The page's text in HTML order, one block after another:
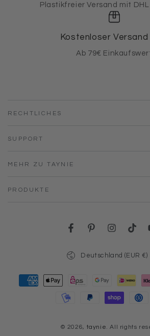
Plastikfreier Versand mit DHL
Kostenloser Versand
Ab 79€
RECHTLICHES
SUPPORT
MEHR ZU TAYNIE
PRODUKTE
FacebookPinterestInstagram
© 2026, taynie . All rights
Deutschland (EUR €)
Zahlungsmöglichkeiten